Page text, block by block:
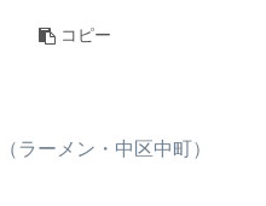
コピー
ラーメン・中区中町）